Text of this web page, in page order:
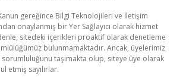
Kanun gereğince Bilgi Teknolojileri ve İletişim
onaylanmış bir Yer Sağlayıcı olarak hizmet
sitedeki içerikleri proaktif olarak denetleme
bulunmamaktadır. Ancak, üyelerimiz
sorumluluğunu taşımakta olup, siteye üye olarak
etmiş sayılırlar.